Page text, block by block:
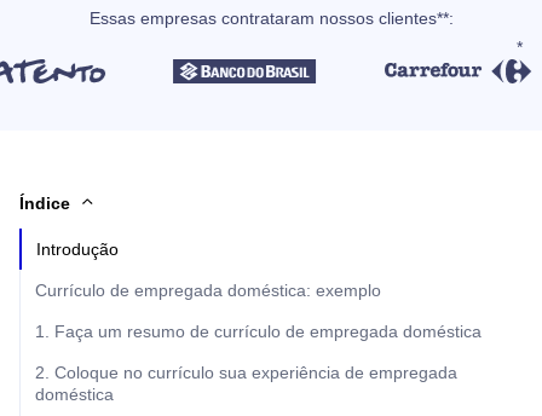
Essas empresas contrataram nossos clientes**:
Índice
Introdução
Currículo de empregada doméstica: exemplo
1. Faça um resumo de currículo de empregada doméstica
2. Coloque no currículo sua experiência de empregada
doméstica